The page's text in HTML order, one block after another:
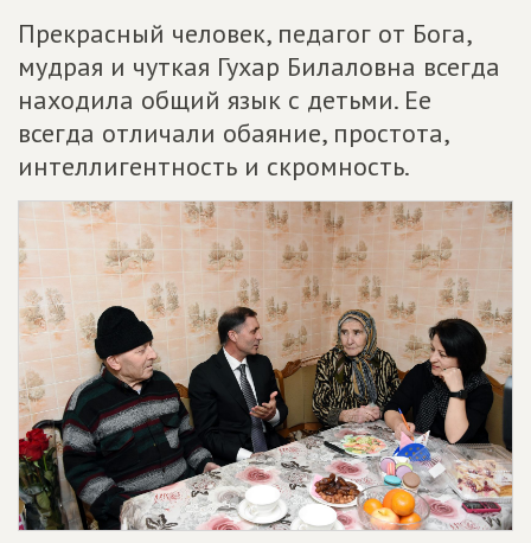
Прекрасный человек, педагог от Бога,
мудрая и чуткая Гухар Билаловна всегда
находила общий язык с детьми. Ее
всегда отличали обаяние, простота,
интеллигентность и скромность.